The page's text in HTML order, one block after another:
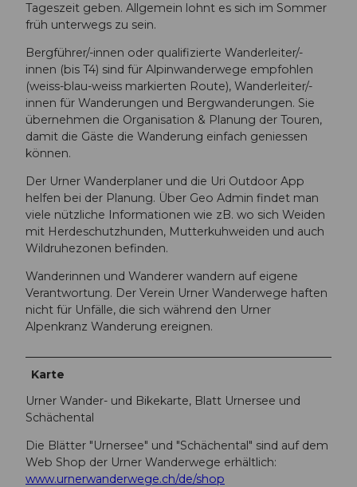
Tageszeit geben. Allgemein lohnt es sich im Sommer
früh unterwegs zu sein.
Bergführer/-innen oder qualifizierte Wanderleiter/-
innen (bis T4) sind für Alpinwanderwege empfohlen
(weiss-blau-weiss markierten Route), Wanderleiter/-
innen für Wanderungen und Bergwanderungen. Sie
übernehmen die Organisation & Planung der Touren,
damit die Gäste die Wanderung einfach geniessen
können.
Der Urner Wanderplaner und die Uri Outdoor App
helfen bei der Planung. Über Geo Admin findet man
viele nützliche Informationen wie zB. wo sich Weiden
mit Herdeschutzhunden, Mutterkuhweiden und auch
Wildruhezonen befinden.
Wanderinnen und Wanderer wandern auf eigene
Verantwortung. Der Verein Urner Wanderwege haften
nicht für Unfälle, die sich während den Urner
Alpenkranz Wanderung ereignen.
Karte
Urner Wander- und Bikekarte, Blatt Urnersee und
Schächental
Die Blätter "Urnersee" und "Schächental" sind auf dem
Web Shop der Urner Wanderwege erhältlich:
www.urnerwanderwege.ch/de/shop